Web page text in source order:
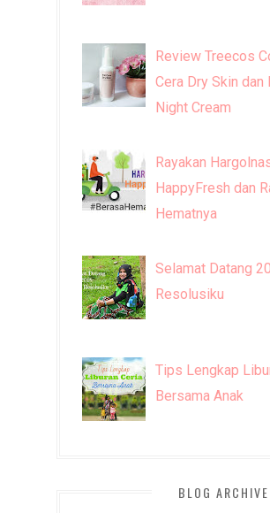
Review Treecos
Cera Dry Skin dan
Night Cream
Rayakan
HappyFresh dan
Hematnya
Selamat Datang
Resolusiku
Tips Lengkap
Bersama Anak
BLOG ARCHIVE